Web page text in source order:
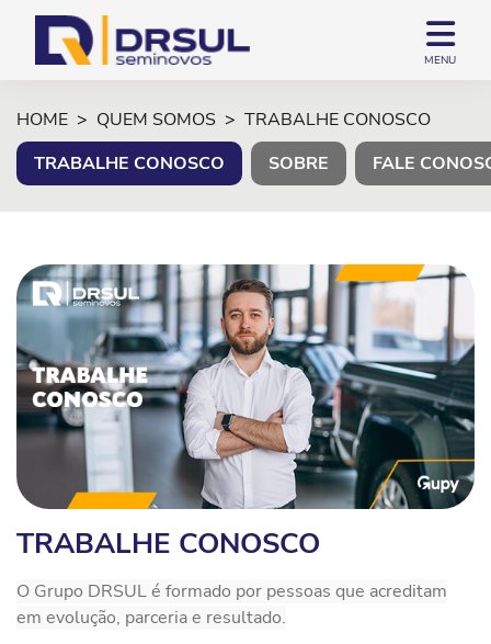
MENU
HOME QUEM SOMOS
TRABALHE CONOSCO
SOBRE
FALE
TRABALHE CONOSCO
TRABALHE CONOSCO
O Grupo DRSUL é formado por pessoas que acreditam
em evolução, parceria e resultado.